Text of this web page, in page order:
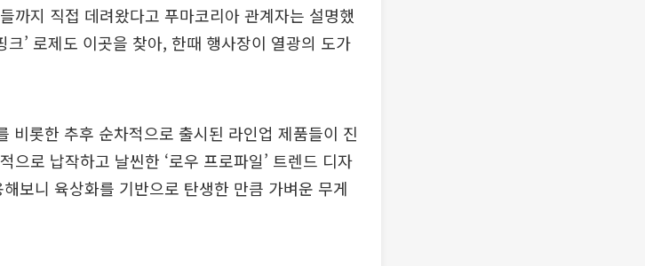
까지 직접 데려왔다고 푸마코리아 관계자는 설명했
’ 로제도 이곳을 찾아, 한때 행사장이 열광의 도가
비롯한 추후 순차적으로 출시된 라인업 제품들이 진
으로 납작하고 날씬한 ‘로우 프로파일’ 트렌드 디자
보니 육상화를 기반으로 탄생한 만큼 가벼운 무게